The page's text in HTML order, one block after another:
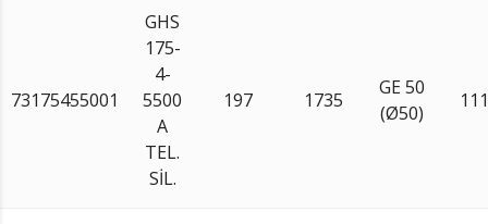
73175455001
GHS
175-
4-
5500
A
TEL.
SİL.
197 1735
GE 50
(Ø50)
111